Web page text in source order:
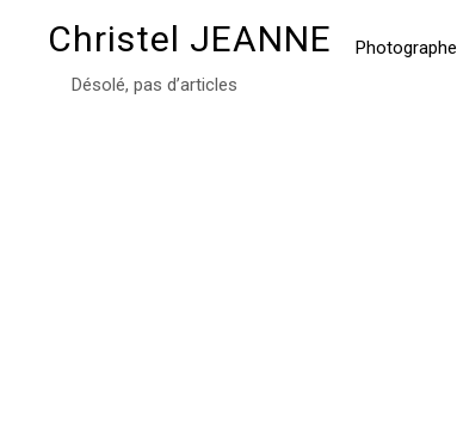
Christel JEANNE
Photographe
Désolé, pas d’articles